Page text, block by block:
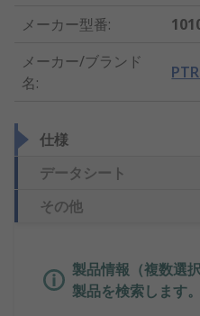
メーカー型番:
メーカー/ブランド
名:
仕様
データシート
その他
製品情報（複数選
製品を検索します。